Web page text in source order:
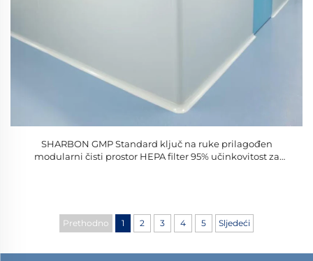
SHARBON GMP Standard ključ na ruke prilagođen
modularni čisti prostor HEPA filter 95% učinkovitost za
Prethodno 1 2 3 4 5 Sljedeći